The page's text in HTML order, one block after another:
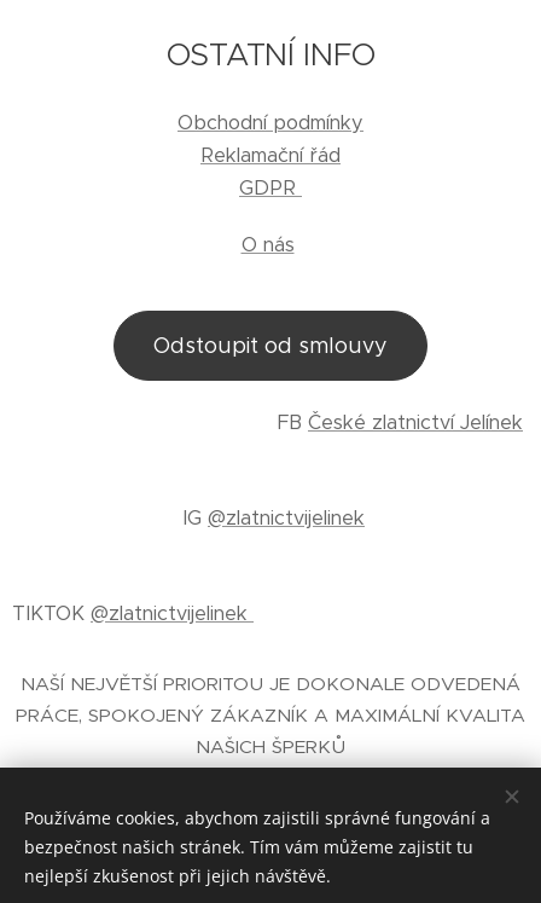
OSTATNÍ INFO
Obchodní podmínky
Reklamační řád
GDPR
O nás
Odstoupit od smlouvy
FB České zlatnictví Jelínek
IG @zlatnictvijelinek
TIKTOK @zlatnictvijelinek
NAŠÍ NEJVĚTŠÍ PRIORITOU JE DOKONALE ODVEDENÁ
PRÁCE, SPOKOJENÝ ZÁKAZNÍK A MAXIMÁLNÍ KVALITA
NAŠICH ŠPERKŮ
JELÍNEK®
Používáme cookies, abychom zajistili správné fungování a
bezpečnost našich stránek. Tím vám můžeme zajistit tu
nejlepší zkušenost při jejich návštěvě.